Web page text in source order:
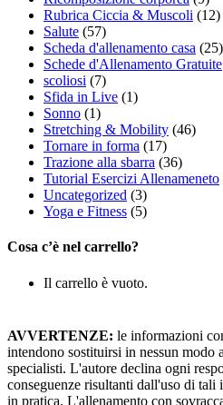
Rubrica Ciccia & Muscoli (12)
Salute (57)
Scheda d'allenamento casa (25)
Schede d'Allenamento Gratuite
scoliosi (7)
Sfida in Live (1)
Sonno (1)
Stretching & Mobility (46)
Tornare in forma (17)
Trazione alla sbarra (36)
Tutorial Esercizi Allenameneto
Uncategorized (3)
Yoga e Fitness (5)
Cosa c’è nel carrello?
Il carrello è vuoto.
AVVERTENZE: le informazioni
intendono sostituirsi in nessun modo
specialisti. L'autore declina ogni
conseguenze risultanti dall'uso di tali
in pratica. L'allenamento con